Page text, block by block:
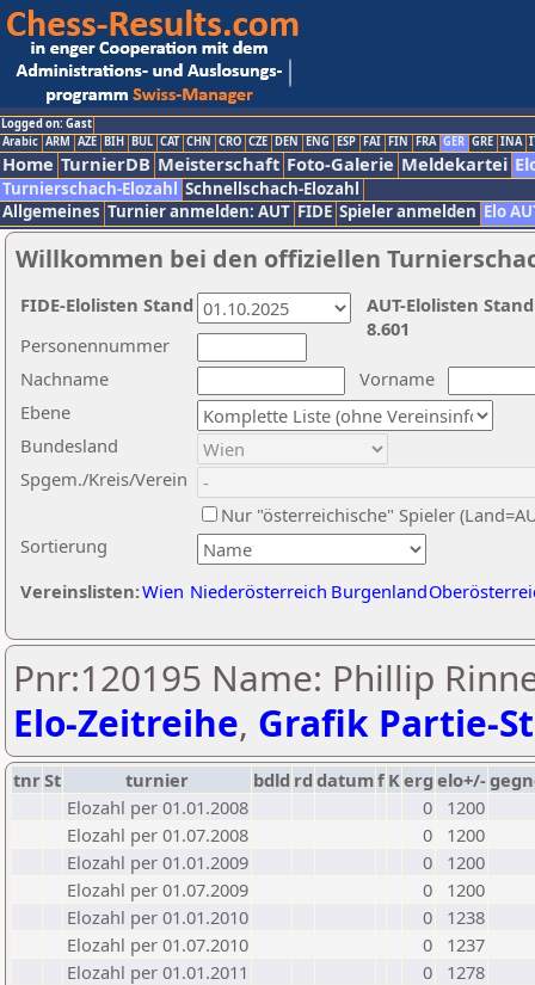
Logged on: Gast
Arabic ARM AZE BIH BUL CAT CHN CRO CZE DEN ENG ESP FAI FIN FRA GER GRE INA
Home TurnierDB Meisterschaft Foto-Galerie Meldekartei
Turnierschach-Elozahl Schnellschach-Elozahl
Allgemeines Turnier anmelden: AUT FIDE Spieler anmelden Elo
Willkommen bei den offiziellen
Nachname
Vorname
Ebene
Sortierung
Personennummer
Bundesland
Spgem./Kreis/Verein
Nur "österreichische" Spieler
Vereinslisten:Wien Niederösterreich Burgenland
AUT-Elolisten
8.601
FIDE-Elolisten Stand
Pnr:120195 Name: Phillip
Elo-Zeitreihe, Grafik Partie-
tnrSt turnier bdld rd datumf Kerg elo+/-
Elozahl per 01.01.2008
0
1200
Elozahl per 01.07.2008
0
1200
Elozahl per 01.01.2009
0
1200
Elozahl per 01.07.2009
0
1200
Elozahl per 01.01.2010
0
1238
Elozahl per 01.07.2010
0
1237
Elozahl per 01.01.2011
0
1278